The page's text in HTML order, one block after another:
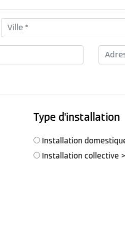
Type d'installation
Installation
Installation collective